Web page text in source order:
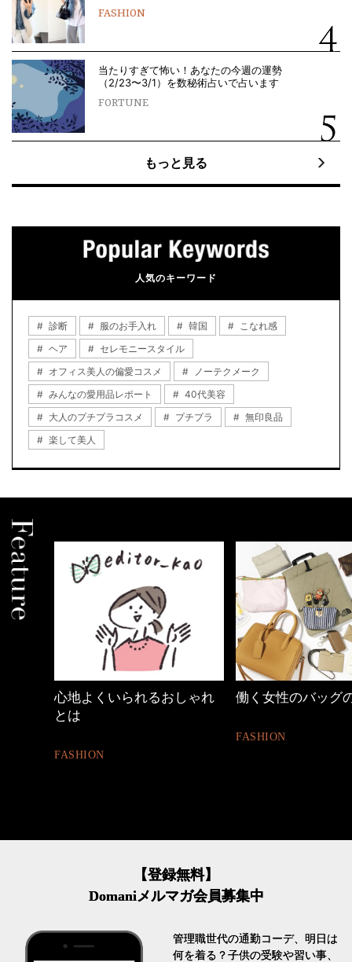
FASHION
当たりすぎて怖い！あなたの今週の運勢
（2/23〜3/1）を数秘術占いで占います
FORTUNE
もっと見る
人気のキーワード
診断 服のお手入れ 韓国
こなれ感
ヘア
セレモニースタイル
オフィス美人の偏愛コスメ
ノーテクメーク
みんなの愛用品レポート
40代美容
大人のプチプラコスメ
プチプラ
無印良品
楽して美人
働く女性のバッグの中身
【ワーママのきれ
【登録無料】
Domaniメルマガ会員募集中
管理職世代の通勤コーデ、明日は
何を着る？子供の受験や習い事、